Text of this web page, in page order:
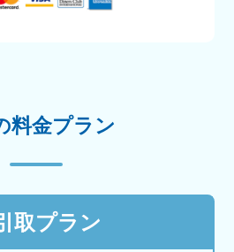
料金プラン
取プラン